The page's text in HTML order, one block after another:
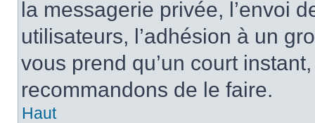
la messagerie privée, l’envoi
utilisateurs, l’adhésion à un
vous prend qu’un court
recommandons de le faire.
Haut